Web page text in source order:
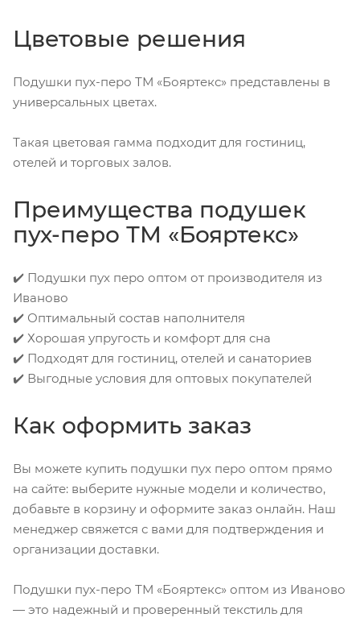
Цветовые решения
Подушки пух-перо ТМ «Бояртекс» представлены в
универсальных цветах.
Такая цветовая гамма подходит для гостиниц,
отелей и торговых залов.
Преимущества подушек
пух-перо ТМ «Бояртекс»
✔️ Подушки пух перо оптом от производителя из
Иваново
✔️ Оптимальный состав наполнителя
✔️ Хорошая упругость и комфорт для сна
✔️ Подходят для гостиниц, отелей и санаториев
✔️ Выгодные условия для оптовых покупателей
Как оформить заказ
Вы можете купить подушки пух перо оптом прямо
на сайте: выберите нужные модели и количество,
добавьте в корзину и оформите заказ онлайн. Наш
менеджер свяжется с вами для подтверждения и
организации доставки.
Подушки пух-перо ТМ «Бояртекс» оптом из Иваново
— это надежный и проверенный текстиль для